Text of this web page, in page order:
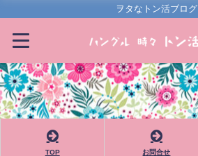
ヲタなトン活ブログ
TOP お問合せ